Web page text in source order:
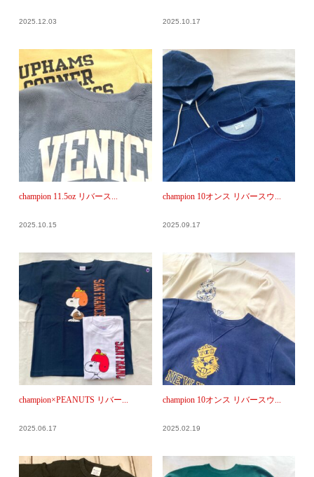
2025.12.03 2025.10.17
champion 11.5oz リバース...
2025.10.15
champion 10オンス リバースウ...
2025.09.17
champion×PEANUTS リバー...
2025.06.17
champion 10オンス リバースウ...
2025.02.19